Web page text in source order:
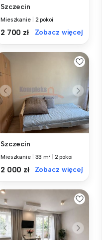
Szczecin
Mieszkanie 2 pokoi
2 700 zł Zobacz więcej
Szczecin
Mieszkanie 33 m² 2 pokoi
2 000 zł Zobacz więcej